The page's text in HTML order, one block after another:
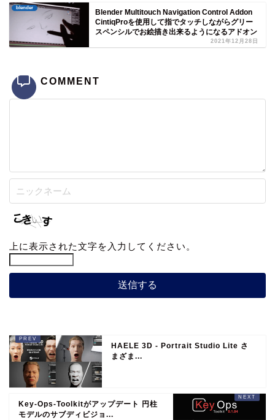
blender
Blender Multitouch Navigation Control Addon
CintiqProを使用して指でタッチしながらグリー
スペンシルでお絵描き出来るようになるアドオン
2021年12月28日
COMMENT
上に表示された文字を入力してください。
HAELE 3D - Portrait Studio Lite さ
まざま...
Key-Ops-Toolkitがアップデート 円柱
モデルのサブディビジョ...